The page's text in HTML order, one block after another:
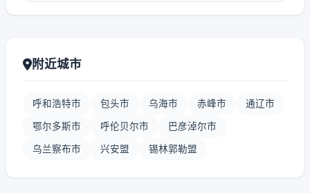
附近城市
呼和浩特市 包头市 乌海市 赤峰市 通辽市
鄂尔多斯市 呼伦贝尔市 巴彦淖尔市
乌兰察布市 兴安盟 锡林郭勒盟